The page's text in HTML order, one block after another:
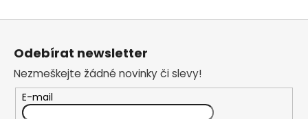
Z
Odebírat newsletter
Nezmeškejte žádné novinky či slevy!
E-mail